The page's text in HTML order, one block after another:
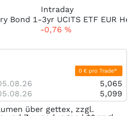
Intraday
-0,76 %
0 € pro Trade*
5,065
5,099
über gettex, zzgl.